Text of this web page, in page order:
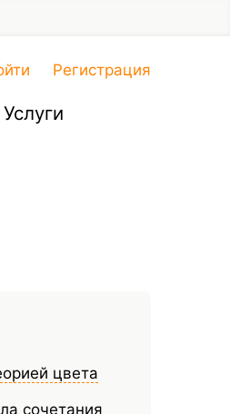
Регистрация
Услуги
цвета
сочетания